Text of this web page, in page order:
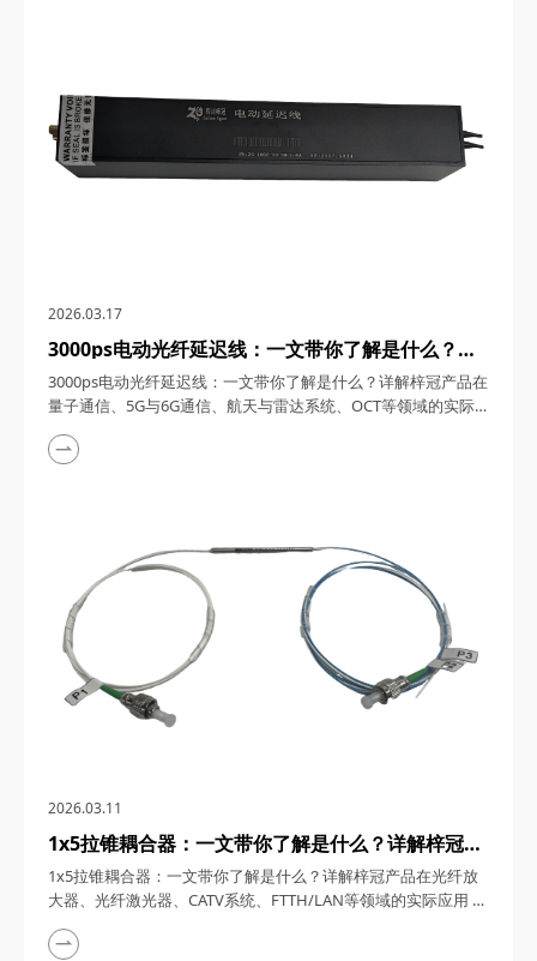
2026.03.17
3000ps电动光纤延迟线：一文带你了解是什么？详
解梓冠产品在量子通信、5G与6G通信、航天与雷达
系统、OCT等领域的实际应用
3000ps电动光纤延迟线：一文带你了解是什么？详解梓冠产品在
量子通信、5G与6G通信、航天与雷达系统、OCT等领域的实际
应用 3000ps电动光纤延迟线，在高速发展的光通信与探测技术
领域，凭借其卓越的性能和广泛的应用潜力，成为了众多高科技
2026.03.11
1x5拉锥耦合器：一文带你了解是什么？详解梓冠产
品在光纤放大器、光纤激光器、CATV系统、
FTTH/LAN等领域的实际应用
1x5拉锥耦合器：一文带你了解是什么？详解梓冠产品在光纤放
大器、光纤激光器、CATV系统、FTTH/LAN等领域的实际应用
1x5拉锥耦合器，在光纤通信与传感技术迅猛发展的今天，凭借
其独特的设计、卓越的性能以及广泛的应用场景，成为了光纤网